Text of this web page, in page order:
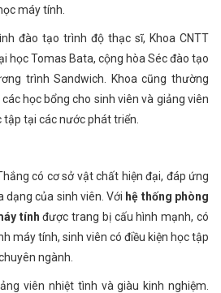
máy tính.
đào tạo trình độ thạc sĩ, Khoa CNTT
học Tomas Bata, cộng hòa Séc đào tạo
trình Sandwich. Khoa cũng thường
học bổng cho sinh viên và giảng viên
tại các nước phát triển.
có cơ sở vật chất hiện đại, đáp ứng
dạng của sinh viên. Với hệ thống phòng
tínhđược trang bị cấu hình mạnh, có
máy tính, sinh viên có điều kiện học tập
ngành.
viên nhiệt tình và giàu kinh nghiệm.